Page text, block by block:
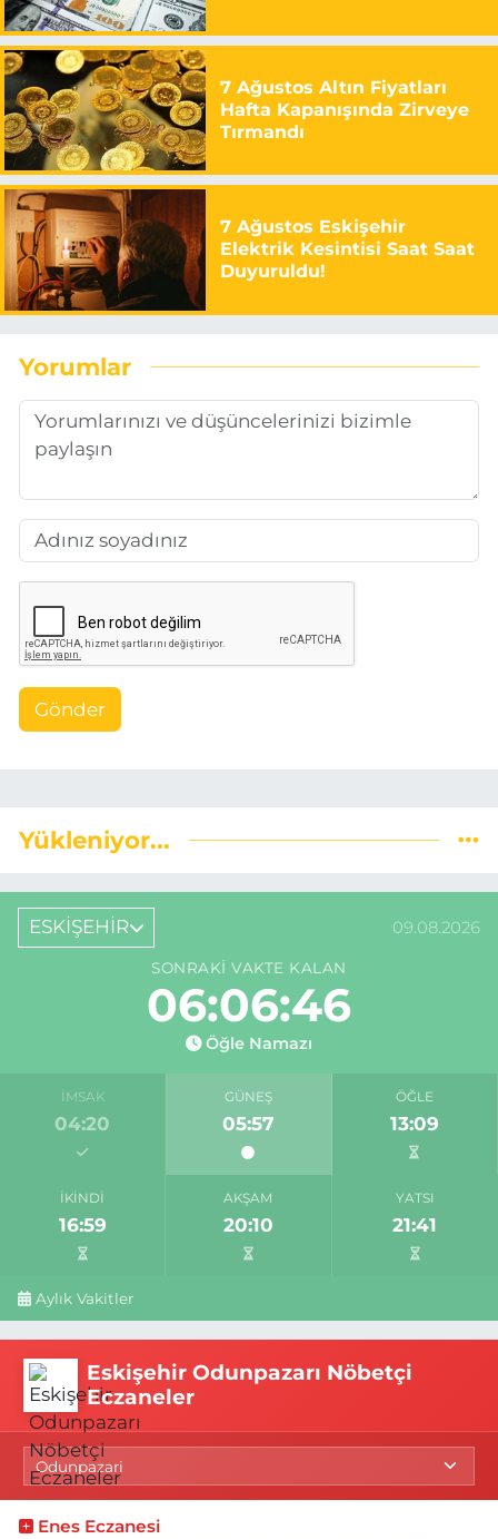
7 Ağustos Altın Fiyatları
Hafta Kapanışında Zirveye
Tırmandı
7 Ağustos Eskişehir
Elektrik Kesintisi Saat Saat
Duyuruldu!
Yorumlar
Gönder
Yükleniyor...
ESKİŞEHİR 09.08.2026
SONRAKI VAKTE KALAN
06:06:45
Öğle Namazı
İMSAK
04:20
GÜNEŞ
05:57
ÖĞLE
13:09
İKINDI
16:59
AKŞAM
20:10
YATSI
21:41
Aylık Vakitler
Eskişehir Odunpazarı Nöbetçi
Eczaneler
Enes Eczanesi